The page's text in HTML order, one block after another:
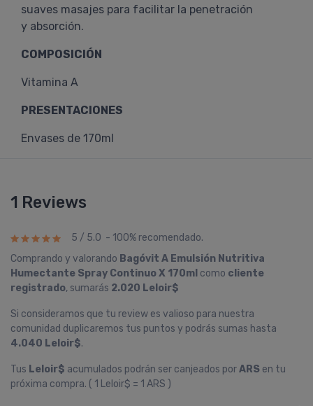
suaves masajes para facilitar la penetración
y absorción.
COMPOSICIÓN
Vitamina A
PRESENTACIONES
Envases de 170ml
1 Reviews
5 / 5.0 - 100% recomendado.
Comprando y valorando Bagóvit A Emulsión Nutritiva
Humectante Spray Continuo X 170ml como cliente
registrado, sumarás 2.020 Leloir$
Si consideramos que tu review es valioso para nuestra
comunidad duplicaremos tus puntos y podrás sumas hasta
4.040 Leloir$.
Tus Leloir$ acumulados podrán ser canjeados porARS en tu
próxima compra. ( 1 Leloir$ = 1 ARS )